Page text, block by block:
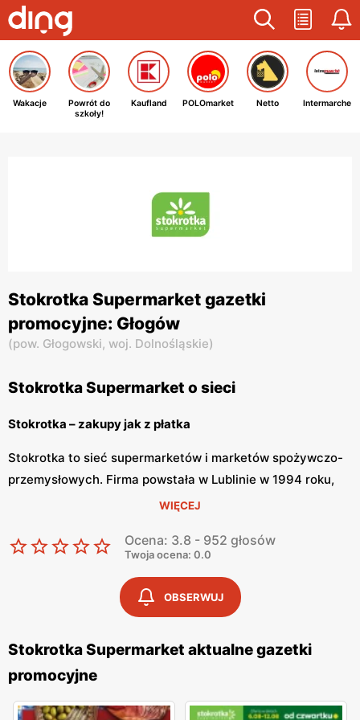
Wakacje
Powrót do
szkoły!
Kaufland POLOmarket Netto Intermarche
Stokrotka Supermarket gazetki
promocyjne: Głogów
(pow. Głogowski, woj. Dolnośląskie)
Stokrotka Supermarket o sieci
Stokrotka – zakupy jak z płatka
Stokrotka to sieć supermarketów i marketów spożywczo-
przemysłowych. Firma powstała w Lublinie w 1994 roku,
lecz dopiero od 2000 roku znamy ją pod obecną nazwą.
dzięki czemu możemy cieszyć się ponad 500 sklepami na
Stokrotka – tanie zakupy
Stokrotka dopasowuje ofertę do potrzeb swoich klientów,
dzięki czemu zakupy stają się łatwe i przyjemne. W
placówkach znajdziemy nie tylko szeroką gamę produktów
WIĘCEJ
Ocena: 3.8 - 952 głosów
Twoja ocena: 0.0
OBSERWUJ
Stokrotka Supermarket aktualne gazetki
promocyjne